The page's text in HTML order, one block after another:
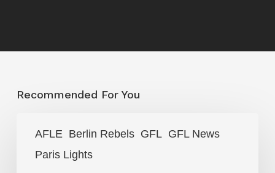
Recommended For You
AFLE Berlin Rebels GFL GFL News
Paris Lights
brauchte
mehr